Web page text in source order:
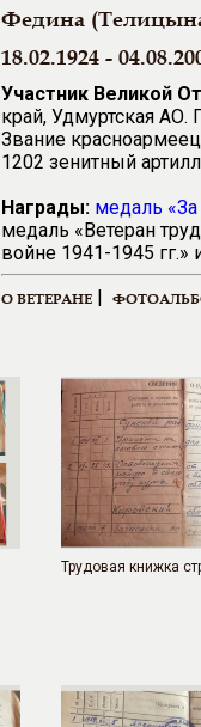
Федина
18.02.1924 -
Участник Великой
край, Удмуртская
Звание
1202 зенитный
Награды: медаль
медаль «Ветеран
войне 1941-1945 гг.»
О ВЕТЕРАНЕ |
Трудовая книжка